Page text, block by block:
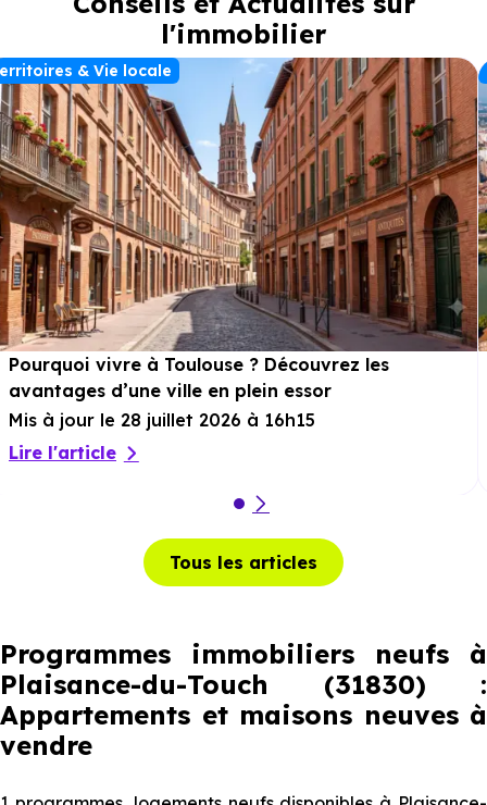
l'immobilier
& Vie locale
Pourquoi vivre à Toulouse ? Découvrez les
avantages d’une ville en plein essor
Mis à jour le 28 juillet 2026 à 16h15
Lire l'article
Tous les articles
Programmes immobiliers neufs à
Plaisance-du-Touch (31830) :
Appartements et maisons neuves à
vendre